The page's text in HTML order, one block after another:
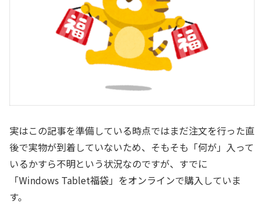
実はこの記事を準備している時点ではまだ注文を行った直
後で実物が到着していないため、そもそも「何が」入って
いるかすら不明という状況なのですが、すでに
「Windows Tablet福袋」をオンラインで購入していま
す。